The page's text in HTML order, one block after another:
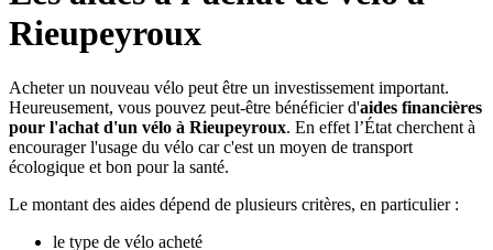
Rieupeyroux
Acheter un nouveau vélo peut être un investissement important.
Heureusement, vous pouvez peut-être bénéficier d'aides financières
pour l'achat d'un vélo à Rieupeyroux. En effet l’État cherchent à
encourager l'usage du vélo car c'est un moyen de transport
écologique et bon pour la santé.
Le montant des aides dépend de plusieurs critères, en particulier :
le type de vélo acheté